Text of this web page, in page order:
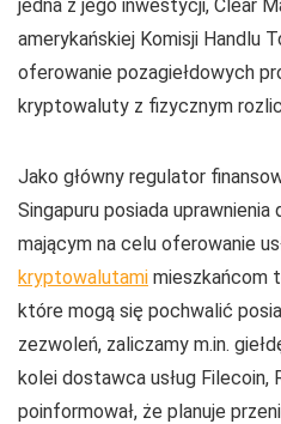
jedna z jego inwestycji, Clear
amerykańskiej Komisji Handlu
oferowanie pozagiełdowych
kryptowaluty z fizycznym
Jako główny regulator
Singapuru posiada
mającym na celu oferowanie
kryptowalutami mieszkańcom
które mogą się pochwalić
zezwoleń, zaliczamy m.in.
kolei dostawca usług Filecoin,
poinformował, że planuje